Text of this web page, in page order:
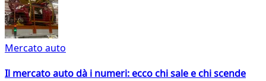
Mercato auto
Il mercato auto dà i numeri: ecco chi sale e chi scende